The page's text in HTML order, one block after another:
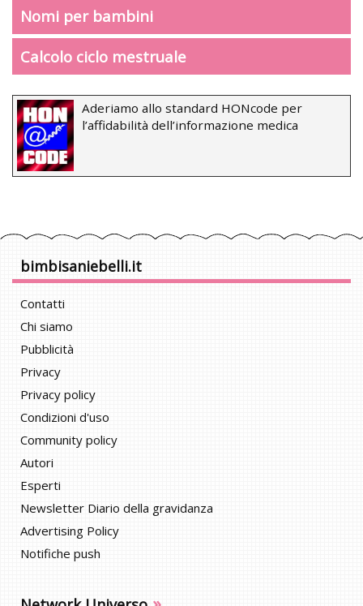
Nomi per bambini
Calcolo ciclo mestruale
Aderiamo allo standard HONcode per
l’affidabilità dell’informazione medica
bimbisaniebelli.it
Contatti
Chi siamo
Pubblicità
Privacy
Privacy policy
Condizioni d'uso
Community policy
Autori
Esperti
Newsletter Diario della gravidanza
Advertising Policy
Notifiche push